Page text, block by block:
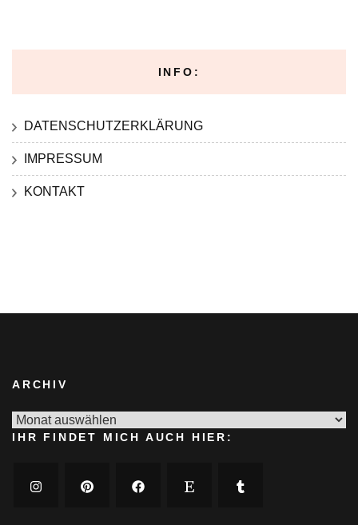
INFO:
DATENSCHUTZERKLÄRUNG
IMPRESSUM
KONTAKT
ARCHIV
Archiv
IHR FINDET MICH AUCH HIER: